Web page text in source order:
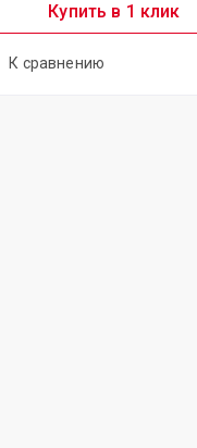
Купить в 1 клик
К сравнению